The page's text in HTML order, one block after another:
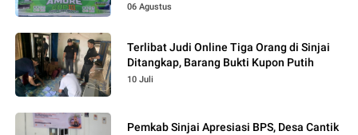
06 Agustus
Terlibat Judi Online Tiga Orang di Sinjai
Ditangkap, Barang Bukti Kupon Putih
10 Juli
Pemkab Sinjai Apresiasi BPS, Desa Cantik